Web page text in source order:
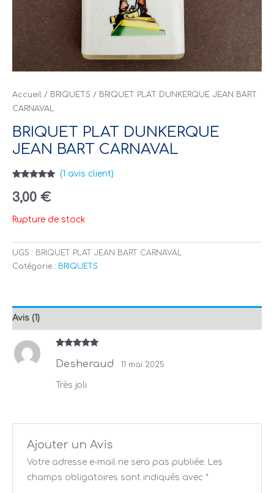
Accueil / BRIQUETS / BRIQUET PLAT DUNKERQUE JEAN BART
CARNAVAL
BRIQUET PLAT DUNKERQUE
JEAN BART CARNAVAL
sur 5
basé sur
client
(1 avis client)
3,00 €
Rupture de stock
UGS : BRIQUET PLAT JEAN BART CARNAVAL
Catégorie : BRIQUETS
Avis (1)
5Desheraud 11 mai 2025
Très joli
Ajouter un Avis
Votre adresse e-mail ne sera pas publiée. Les
champs obligatoires sont indiqués avec *